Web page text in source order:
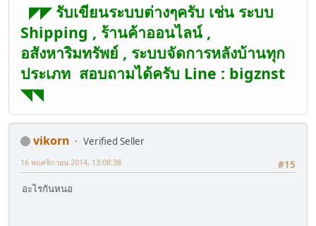
◤◤ รับเขียนระบบต่างๆครับ เช่น ระบบ
Shipping , ร้านค้าออนไลน์ ,
อสังหาริมทรัพย์ , ระบบจัดการหลังบ้านทุก
ประเภท สอบถามได้ครับ Line : bigznst
◥◥
vikorn
Verified Seller
#15
16 พฤศจิกายน 2014, 13:08:38
อะไรกันหนอ